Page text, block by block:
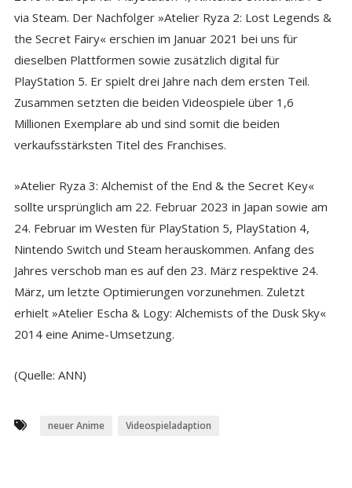
via Steam. Der Nachfolger »Atelier Ryza 2: Lost Legends &
the Secret Fairy« erschien im Januar 2021 bei uns für
dieselben Plattformen sowie zusätzlich digital für
PlayStation 5. Er spielt drei Jahre nach dem ersten Teil.
Zusammen setzten die beiden Videospiele über 1,6
Millionen Exemplare ab und sind somit die beiden
verkaufsstärksten Titel des Franchises.
»Atelier Ryza 3: Alchemist of the End & the Secret Key«
sollte ursprünglich am 22. Februar 2023 in Japan sowie am
24. Februar im Westen für PlayStation 5, PlayStation 4,
Nintendo Switch und Steam herauskommen. Anfang des
Jahres verschob man es auf den 23. März respektive 24.
März, um letzte Optimierungen vorzunehmen. Zuletzt
erhielt »Atelier Escha & Logy: Alchemists of the Dusk Sky«
2014 eine Anime-Umsetzung.
(Quelle: ANN)
neuer Anime Videospieladaption